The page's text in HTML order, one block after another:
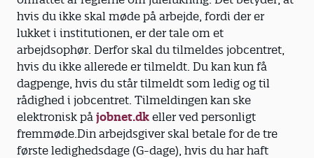
hvis du ikke skal møde på arbejde, fordi der er
lukket i institutionen, er der tale om et
arbejdsophør. Derfor skal du tilmeldes jobcentret,
hvis du ikke allerede er tilmeldt. Du kan kun få
dagpenge, hvis du står tilmeldt som ledig og til
rådighed i jobcentret. Tilmeldingen kan ske
elektronisk på jobnet.dk eller ved personligt
fremmøde.Din arbejdsgiver skal betale for de tre
første ledighedsdage (G-dage), hvis du har haft